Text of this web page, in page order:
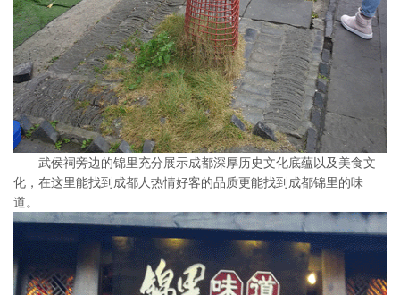
武侯祠旁边的锦里充分展示成都深厚历史文化底蕴以及美食文
化，在这里能找到成都人热情好客的品质更能找到成都锦里的味
道。